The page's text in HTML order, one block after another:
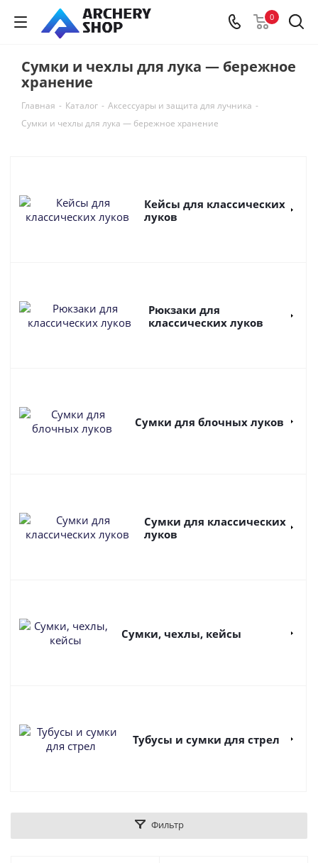
0
Сумки и чехлы для лука — бережное
хранение
Главная - Каталог - Аксессуары и защита для лучника -
Сумки и чехлы для лука — бережное хранение
Кейсы для классических
луков
Рюкзаки для
классических луков
Сумки для блочных луков
Сумки для классических
луков
Сумки, чехлы, кейсы
Тубусы и сумки для стрел
Фильтр